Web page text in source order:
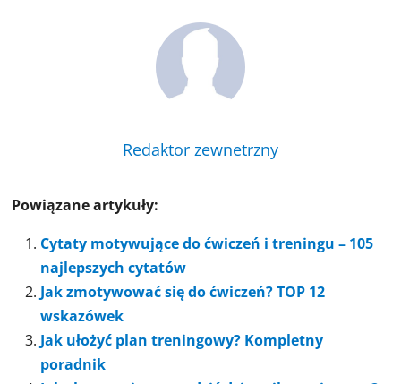
Redaktor zewnetrzny
Powiązane artykuły:
Cytaty motywujące do ćwiczeń i treningu – 105
najlepszych cytatów
Jak zmotywować się do ćwiczeń? TOP 12
wskazówek
Jak ułożyć plan treningowy? Kompletny
poradnik